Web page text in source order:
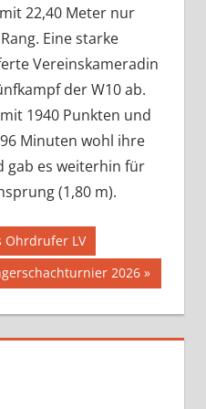
22,40 Meter nur
Eine starke
Vereinskameradin
der W10 ab.
1940 Punkten und
Minuten wohl ihre
gab es weiterhin für
(1,80 m).
Ohrdrufer LV
2026